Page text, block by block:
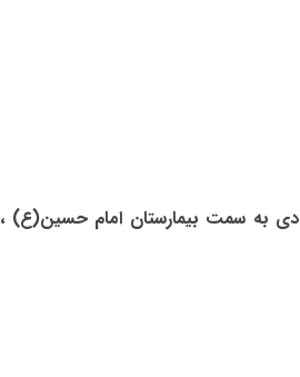
نشانی: شاهرود ، میدان 9 دی به سمت بیمارستان امام حسین(ع) ،